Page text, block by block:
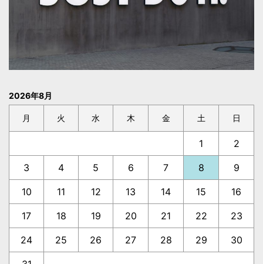
2026年8月
月 火 水 木 金 土 日
1 2
3 4 5 6 7 8 9
10 11 12 13 14 15 16
17 18 19 20 21 22 23
24 25 26 27 28 29 30